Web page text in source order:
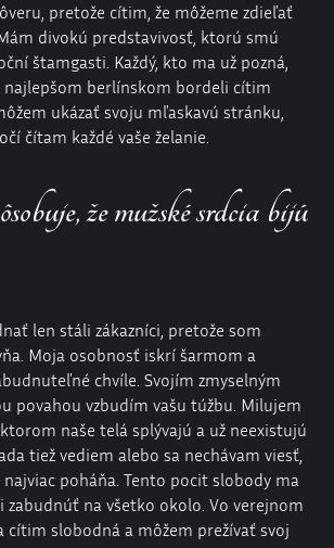
pretože cítim, že môžeme zdieľať
divokú predstavivosť, ktorú smú
štamgasti. Každý, kto ma už pozná,
najlepšom berlínskom bordeli cítim
ukázať svoju mľaskavú stránku,
čítam každé vaše želanie.
že mužské srdcia bijú
len stáli zákazníci, pretože som
Moja osobnosť iskrí šarmom a
chvíle. Svojím zmyselným
povahou vzbudím vašu túžbu. Milujem
naše telá splývajú a už neexistujú
tiež vediem alebo sa nechávam viesť,
poháňa. Tento pocit slobody ma
zabudnúť na všetko okolo. Vo verejnom
cítim slobodná a môžem prežívať svoj